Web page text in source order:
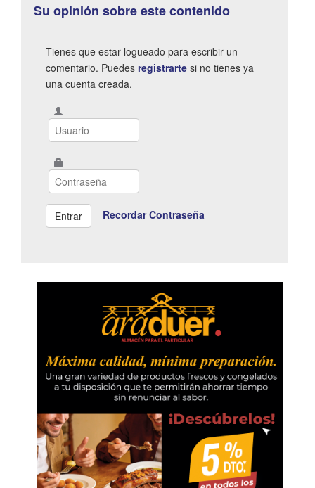
Su opinión sobre este contenido
Tienes que estar logueado para escribir un
comentario. Puedes registrarte si no tienes ya
una cuenta creada.
Recordar Contraseña